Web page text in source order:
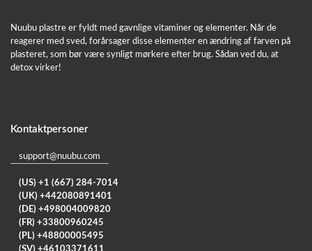
Nuubu plastre er fyldt med gavnlige vitaminer og elementer. Når de
reagerer med sved, forårsager disse elementer en ændring af farven på
plasteret, som bør være synligt mørkere efter brug. Sådan ved du, at
detox virker!
Kontaktpersoner
support@nuubu.com
(US) +1 (667) 284-7014
(UK) +442080891401
(DE) +498004009820
(FR) +33800960245
(PL) +48800005495